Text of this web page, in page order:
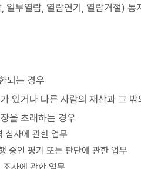
일부열람, 열람연기, 열람거절) 통
되는 경우
있거나 다른 사람의 재산과 그
을 초래하는 경우
심사에 관한 업무
중인 평가 또는 판단에 관한 업무